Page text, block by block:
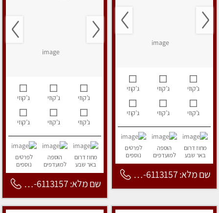
ג’קוזי ג’קוזי ג’קוזי
ג’קוזי ג’קוזי ג’קוזי
מחוז דרום
באר שבע
הוספה
למועדפים
לפרטים
נוספים
שם מלא: 053-6113157
ג’קוזי ג’קוזי ג’קוזי
ג’קוזי ג’קוזי ג’קוזי
מחוז דרום
באר שבע
הוספה
למועדפים
לפרטים
נוספים
שם מלא: 053-6113157